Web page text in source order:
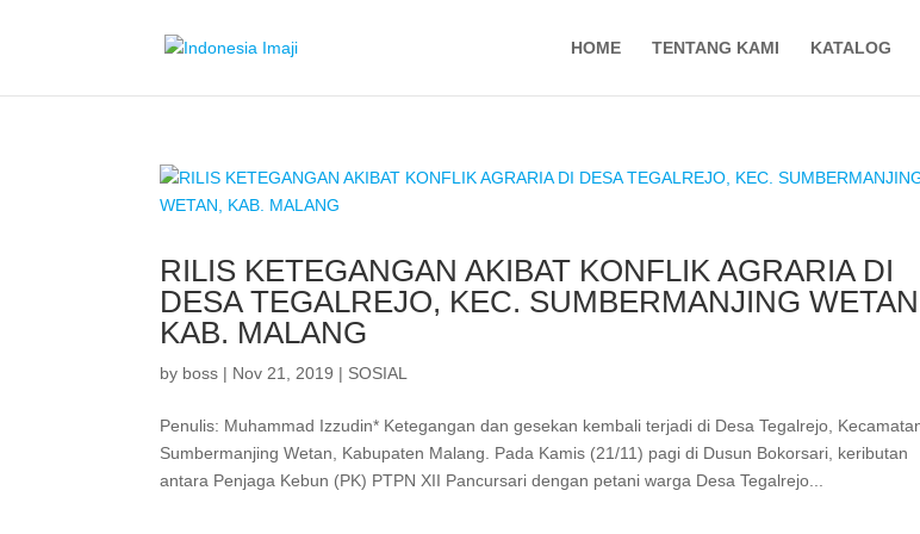
HOME TENTANG KAMI KATALOG
RILIS KETEGANGAN AKIBAT KONFLIK AGRARIA DI
DESA TEGALREJO, KEC. SUMBERMANJING
KAB. MALANG
by boss | Nov 21, 2019 | SOSIAL
Penulis: Muhammad Izzudin* Ketegangan dan gesekan kembali terjadi di Desa Tegalrejo,
Sumbermanjing Wetan, Kabupaten Malang. Pada Kamis (21/11) pagi di Dusun Bokorsari, keributan
antara Penjaga Kebun (PK) PTPN XII Pancursari dengan petani warga Desa Tegalrejo...